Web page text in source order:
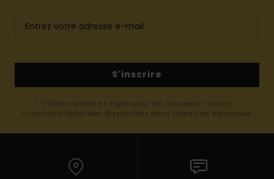
S'inscrire
(*) Offre valable en ligne pour les nouveaux inscrits -
Conditions détaillées disponibles dans l'email de bienvenue